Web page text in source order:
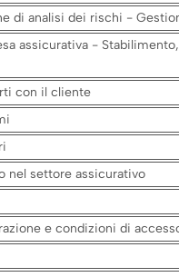
di analisi dei rischi -
assicurativa -
con il cliente
nel settore assicurativo
e condizioni di